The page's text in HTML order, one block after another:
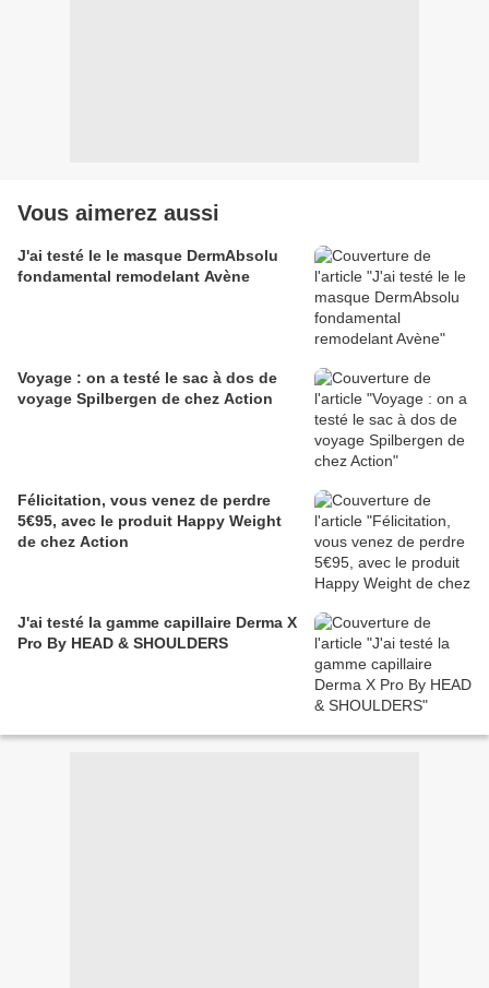
Vous aimerez aussi
J'ai testé le le masque DermAbsolu
fondamental remodelant Avène
Voyage : on a testé le sac à dos de
voyage Spilbergen de chez Action
Félicitation, vous venez de perdre
5€95, avec le produit Happy Weight
de chez Action
J'ai testé la gamme capillaire Derma X
Pro By HEAD & SHOULDERS